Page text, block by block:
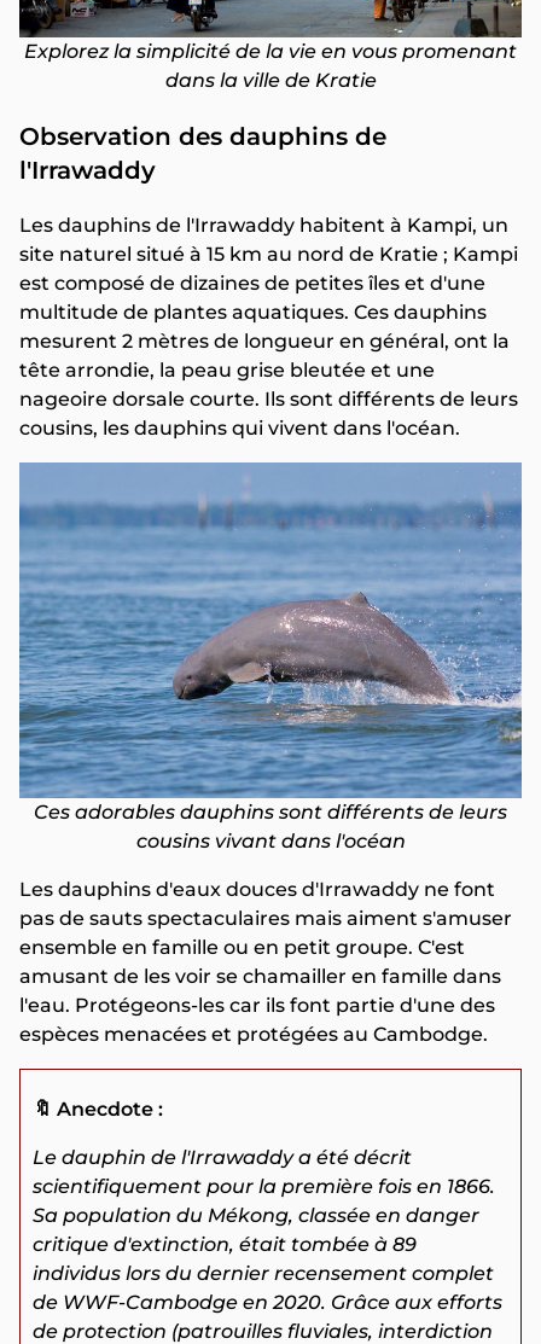
Explorez la simplicité de la vie en vous promenant
dans la ville de Kratie
Observation des dauphins de
l'Irrawaddy
Les dauphins de l'Irrawaddy habitent à Kampi, un
site naturel situé à 15 km au nord de Kratie ; Kampi
est composé de dizaines de petites îles et d'une
multitude de plantes aquatiques. Ces dauphins
mesurent 2 mètres de longueur en général, ont la
tête arrondie, la peau grise bleutée et une
nageoire dorsale courte. Ils sont différents de leurs
cousins, les dauphins qui vivent dans l'océan.
Ces adorables dauphins sont différents de leurs
cousins vivant dans l'océan
Les dauphins d'eaux douces d'Irrawaddy ne font
pas de sauts spectaculaires mais aiment s'amuser
ensemble en famille ou en petit groupe. C'est
amusant de les voir se chamailler en famille dans
l'eau. Protégeons-les car ils font partie d'une des
espèces menacées et protégées au Cambodge.
🔖 Anecdote :
Le dauphin de l'Irrawaddy a été décrit
scientifiquement pour la première fois en 1866.
Sa population du Mékong, classée en danger
critique d'extinction, était tombée à 89
individus lors du dernier recensement complet
de WWF-Cambodge en 2020. Grâce aux efforts
de protection (patrouilles fluviales, interdiction